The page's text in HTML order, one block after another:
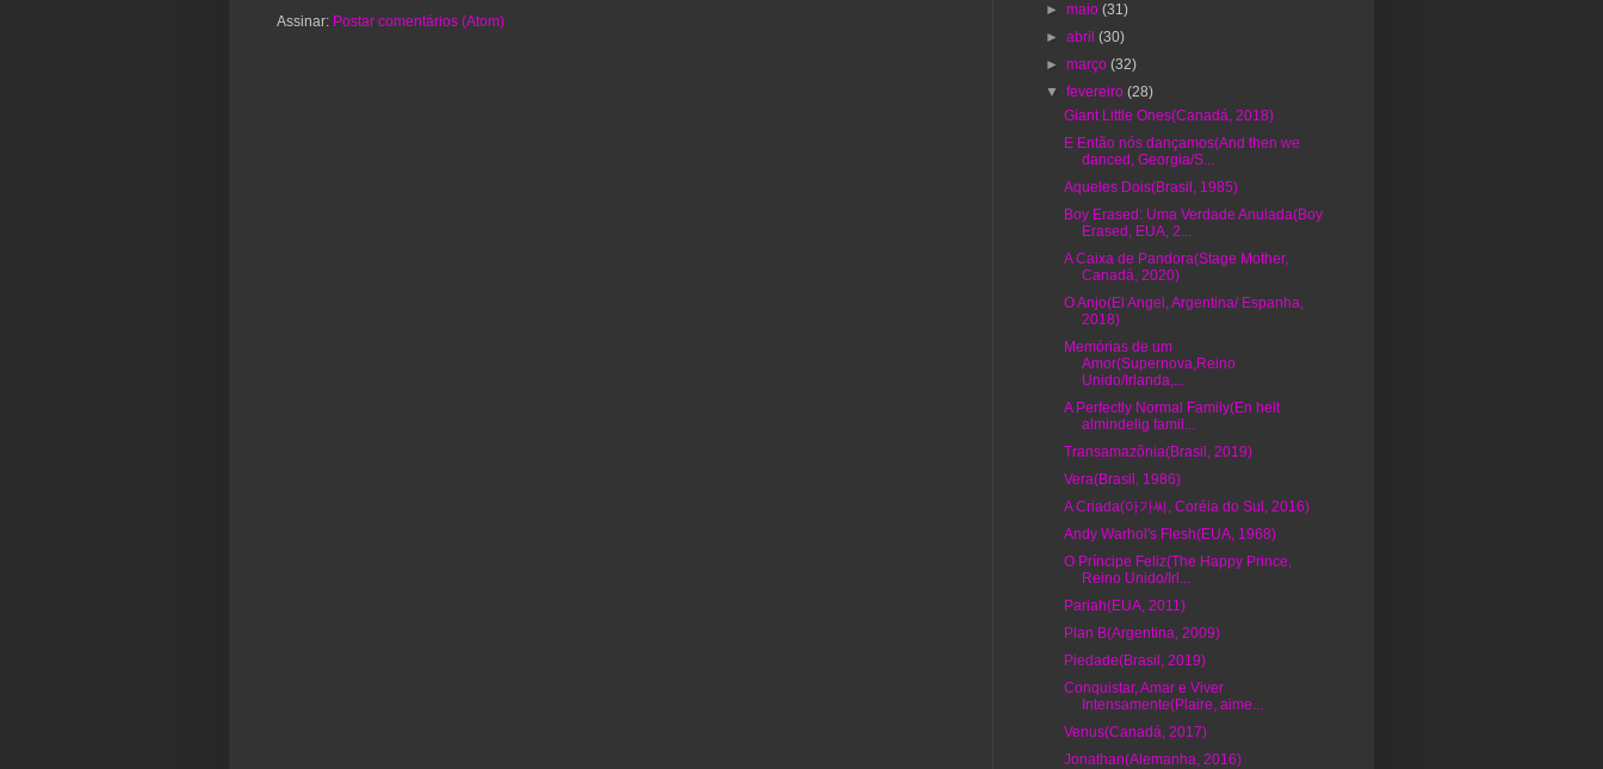
Assinar: Postar comentários (Atom)
►maio(31)
►abril(30)
►março(32)
▼fevereiro(28)
Giant Little Ones(Canadá, 2018)
E Então nós dançamos(And then we
danced, Georgia/S...
Aqueles Dois(Brasil, 1985)
Boy Erased: Uma Verdade Anulada(Boy
Erased, EUA, 2...
A Caixa de Pandora(Stage Mother,
Canadá, 2020)
O Anjo(El Angel, Argentina/ Espanha,
2018)
Memórias de um
Amor(Supernova,Reino
Unido/Irlanda,...
A Perfectly Normal Family(En helt
almindelig famil...
Transamazônia(Brasil, 2019)
Vera(Brasil, 1986)
A Criada(아가씨, Coréia do Sul, 2016)
Andy Warhol's Flesh(EUA, 1968)
O Príncipe Feliz(The Happy Prince,
Reino Unido/Irl...
Pariah(EUA, 2011)
Plan B(Argentina, 2009)
Piedade(Brasil, 2019)
Conquistar, Amar e Viver
Intensamente(Plaire, aime...
Venus(Canadá, 2017)
Jonathan(Alemanha, 2016)